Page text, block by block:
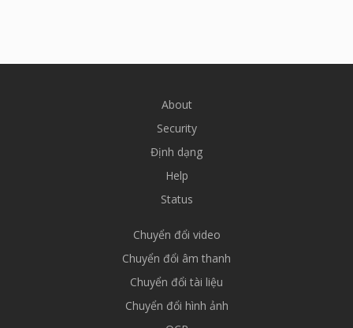
About
Security
Định dạng
Help
Status
Chuyển đổi video
Chuyển đổi âm thanh
Chuyển đổi tài liệu
Chuyển đổi hình ảnh